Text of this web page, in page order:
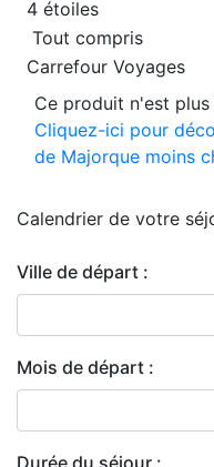
4 étoiles
Tout compris
Carrefour Voyages
Ce produit n'est plus
Cliquez-ici pour
de Majorque moins
Calendrier de votre
Ville de départ :
Mois de départ :
Durée du séjour :